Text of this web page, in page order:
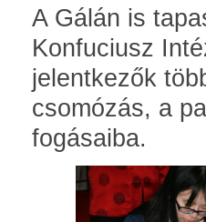
A Gálán is
Konfuciusz
jelentkezők
csomózás, a
fogásaiba.